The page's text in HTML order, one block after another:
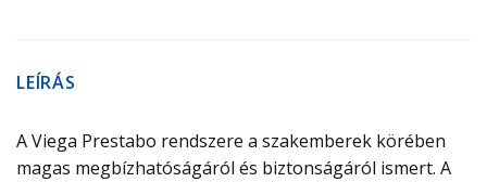
LEÍRÁS
A Viega Prestabo rendszere a szakemberek körében
magas megbízhatóságáról és biztonságáról ismert. A